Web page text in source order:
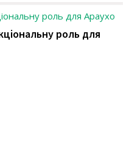
роль для